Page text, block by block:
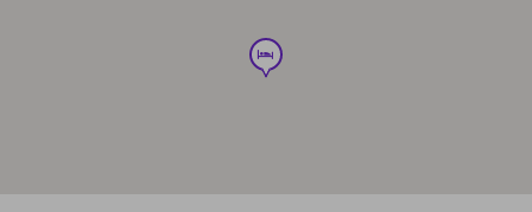
hotel